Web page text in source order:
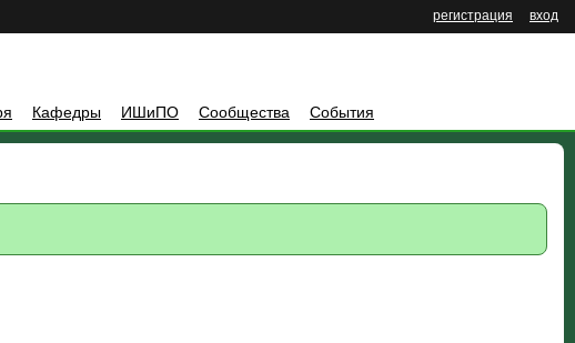
вход
регистрация
Кафедры ИШиПО Сообщества События